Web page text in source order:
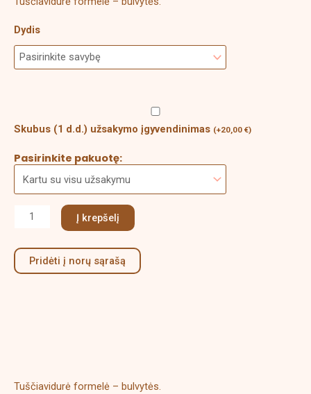
Dydis
Skubus (1 d.d.) užsakymo įgyvendinimas (+20,00 €)
Pasirinkite pakuotę:
Į krepšelį
Pridėti į norų sąrašą
Tuščiavidurė formelė – bulvytės.